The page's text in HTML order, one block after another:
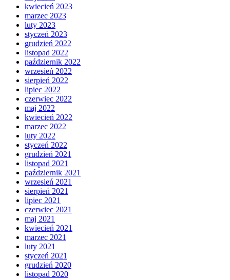
kwiecień 2023
marzec 2023
luty 2023
styczeń 2023
grudzień 2022
listopad 2022
październik 2022
wrzesień 2022
sierpień 2022
lipiec 2022
czerwiec 2022
maj 2022
kwiecień 2022
marzec 2022
luty 2022
styczeń 2022
grudzień 2021
listopad 2021
październik 2021
wrzesień 2021
sierpień 2021
lipiec 2021
czerwiec 2021
maj 2021
kwiecień 2021
marzec 2021
luty 2021
styczeń 2021
grudzień 2020
listopad 2020